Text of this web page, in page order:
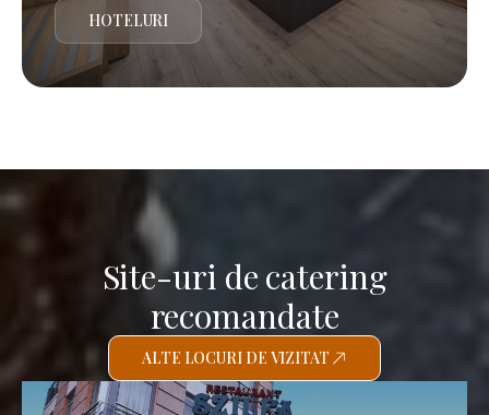
HOTELURI
Site-uri de catering
recomandate
ALTE LOCURI DE VIZITAT